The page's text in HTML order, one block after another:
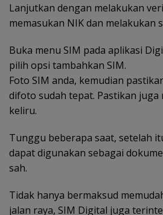
Lanjutkan dengan melakukan
memasukan NIK dan melakukan
Buka menu SIM pada aplikasi
pilih opsi tambahkan SIM.
Foto SIM anda, kemudian
difoto sudah tepat. Pastikan juga
keliru.
Tunggu beberapa saat, setelah
dapat digunakan sebagai
sah.
Tidak hanya bermaksud
jalan raya, SIM Digital juga